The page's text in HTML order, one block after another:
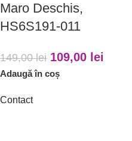
Maro Deschis,
HS6S191-011
149,00lei 109,00 lei
Adaugă în coș
Contact